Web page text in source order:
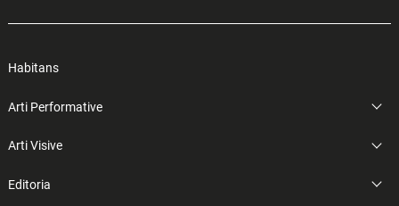
Habitans
Arti Performative
Arti Visive
Editoria